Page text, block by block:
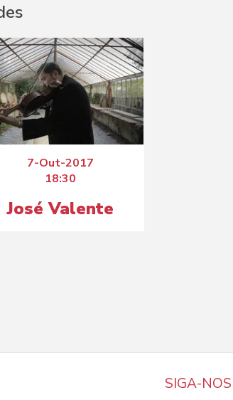
7-Out-2017
18:30
José Valente
SIGA-NOS